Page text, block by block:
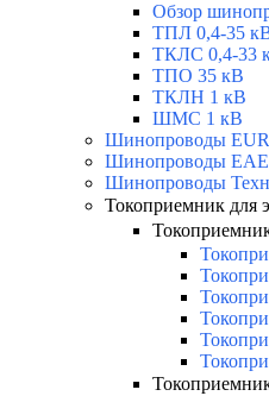
Обзор
ТПЛ 0,4-35
ТКЛС 0,4-33
ТПО 35 кВ
ТКЛН 1 кВ
ШМС 1 кВ
Шинопроводы
Шинопроводы
Шинопроводы
Токоприемник для